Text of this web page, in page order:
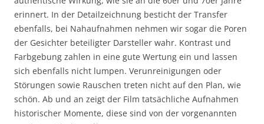
erinnert. In der Detailzeichnung besticht der Transfer
ebenfalls, bei Nahaufnahmen nehmen wir sogar die Poren
der Gesichter beteiligter Darsteller wahr. Kontrast und
Farbgebung zahlen in eine gute Wertung ein und lassen
sich ebenfalls nicht lumpen. Verunreinigungen oder
Störungen sowie Rauschen treten nicht auf den Plan, wie
schön. Ab und an zeigt der Film tatsächliche Aufnahmen
historischer Momente, diese sind von der vorgenannten